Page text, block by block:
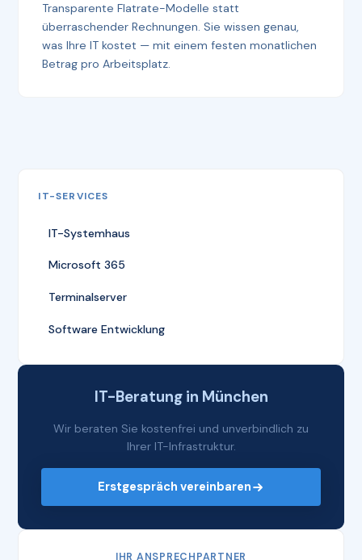
Transparente Flatrate-Modelle statt
überraschender Rechnungen. Sie wissen genau,
was Ihre IT kostet — mit einem festen monatlichen
Betrag pro Arbeitsplatz.
IT-SERVICES
IT-Systemhaus
Microsoft 365
Terminalserver
Software Entwicklung
IT-Beratung in München
Wir beraten Sie kostenfrei und unverbindlich zu
Ihrer IT-Infrastruktur.
Erstgespräch vereinbaren
IHR ANSPRECHPARTNER